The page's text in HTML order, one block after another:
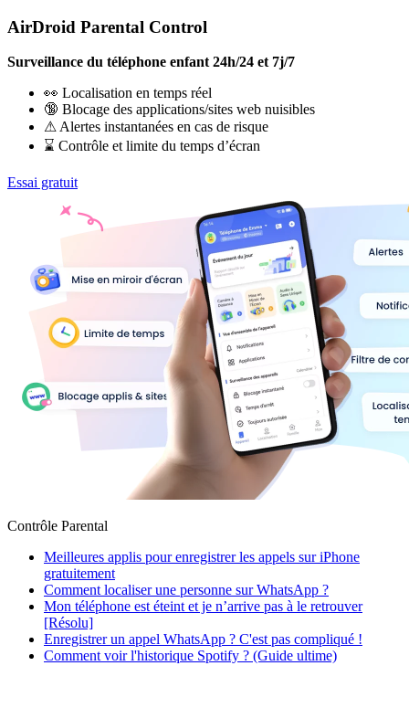
AirDroid Parental Control
Surveillance du téléphone enfant 24h/24 et 7j/7
👀 Localisation en temps réel
🔞 Blocage des applications/sites web nuisibles
⚠ Alertes instantanées en cas de risque
⌛ Contrôle et limite du temps d’écran
Essai gratuit
Contrôle Parental
Meilleures applis pour enregistrer les appels sur iPhone
gratuitement
Comment localiser une personne sur WhatsApp ?
Mon téléphone est éteint et je n’arrive pas à le retrouver
[Résolu]
Enregistrer un appel WhatsApp ? C'est pas compliqué !
Comment voir l'historique Spotify ? (Guide ultime)